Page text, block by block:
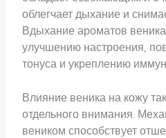
облегчает дыхание и
Вдыхание ароматов веника
улучшению настроения,
тонуса и укреплению
Влияние веника на кожу
отдельного внимания.
веником способствует